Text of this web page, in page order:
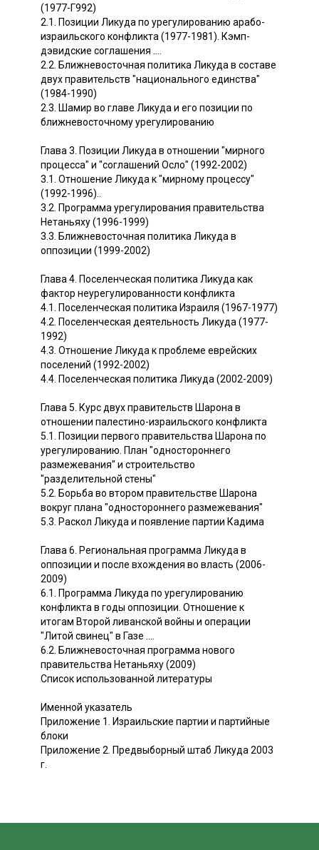
(1977-Г992)
2.1. Позиции Ликуда по урегулированию арабо-
израильского конфликта (1977-1981). Кэмп-
дэвидские соглашения ....
2.2. Ближневосточная политика Ликуда в составе
двух правительств "национального единства"
(1984-1990)
2.3. Шамир во главе Ликуда и его позиции по
ближневосточному урегулированию
Глава 3. Позиции Ликуда в отношении "мирного
процесса" и "соглашений Осло" (1992-2002)
3.1. Отношение Ликуда к "мирному процессу"
(1992-1996)..
3.2. Программа урегулирования правительства
Нетаньяху (1996-1999)
3.3. Ближневосточная политика Ликуда в
оппозиции (1999-2002)
Глава 4. Поселенческая политика Ликуда как
фактор неурегулированности конфликта
4.1. Поселенческая политика Израиля (1967-1977)
4.2. Поселенческая деятельность Ликуда (1977-
1992)
4.3. Отношение Ликуда к проблеме еврейских
поселений (1992-2002)
4.4. Поселенческая политика Ликуда (2002-2009)
Глава 5. Курс двух правительств Шарона в
отношении палестино-израильского конфликта
5.1. Позиции первого правительства Шарона по
урегулированию. План "одностороннего
размежевания" и строительство
"разделительной стены"
5.2. Борьба во втором правительстве Шарона
вокруг плана "одностороннего размежевания"
5.3. Раскол Ликуда и появление партии Кадима
Глава 6. Региональная программа Ликуда в
оппозиции и после вхождения во власть (2006-
2009)
6.1. Программа Ликуда по урегулированию
конфликта в годы оппозиции. Отношение к
итогам Второй ливанской войны и операции
"Литой свинец" в Газе ....
6.2. Ближневосточная программа нового
правительства Нетаньяху (2009)
Список использованной литературы
Именной указатель
Приложение 1. Израильские партии и партийные
блоки
Приложение 2. Предвыборный штаб Ликуда 2003
г.